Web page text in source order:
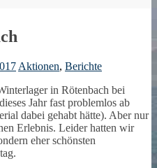
Aktionen, Berichte
in Rötenbach bei
Jahr fast problemlos ab
dabei gehabt hätte). Aber nur
Erlebnis. Leider hatten wir
eher schönsten